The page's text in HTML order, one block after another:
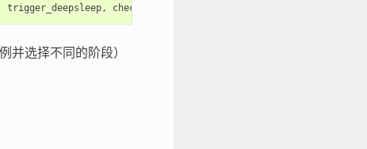
trigger_deepsleep, check_deepsleep_reset_reason
并选择不同的阶段）